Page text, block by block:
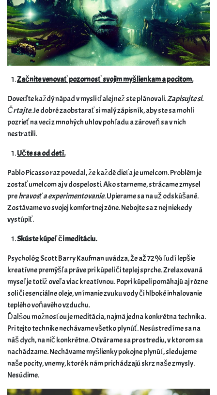
Začnite venovať pozornosť svojim myšlienkam a pocitom.
Doveďte každý nápad v mysli ďalej než ste plánovali.Zapisujte si.
Črtajte. Je dobré zaobstarať si malý zápisník, aby ste sa mohli
pozrieť na veci z mnohých uhlov pohľadu a zároveň sa v nich
nestratili.
Učte sa od detí.
Pablo Picasso raz povedal, že každé dieťa je umelcom. Problém je
zostať umelcom aj v dospelosti. Ako starneme, strácame zmysel
prehravosť a experimentovanie. Upierame sa na už odskúšané.
Zostávame vo svojej komfortnej zóne. Nebojte sa z nej niekedy
vystúpiť.
Skúste kúpeľ či meditáciu.
Psychológ Scott Barry Kaufman uvádza, že až 72% ľudí lepšie
kreatívne premýšľa práve pri kúpeli či teplej sprche. Zrelaxovaná
myseľ je totiž oveľa viac kreatívnou. Popri kúpeli pomáhajú aj rôzne
soli či esenciálne oleje, vnímanie zvuku vody či hlboké inhalovanie
teplého voňavého vzduchu.
Ďalšou možnosťou je meditácia, najmä jedna konkrétna technika.
Pri tejto technike nechávame všetko plynúť. Nesústredíme sa na
náš dych, na nič konkrétne. Otvárame sa prostrediu, v ktorom sa
nachádzame. Nechávame myšlienky pokojne plynúť, sledujeme
naše pocity, vnemy, ktoré k nám prichádzajú skrz naše zmysly.
Nesúdime.